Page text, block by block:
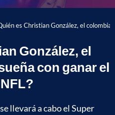
es Christian González, el
González, el
con ganar el
llevará a cabo el Super